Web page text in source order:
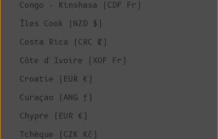
Congo - Kinshasa (CDF Fr)
Îles Cook (NZD $)
Costa Rica (CRC ₡)
Côte d'Ivoire (XOF Fr)
Croatie (EUR €)
Curaçao (ANG ƒ)
Chypre (EUR €)
Tchèque (CZK Kč)